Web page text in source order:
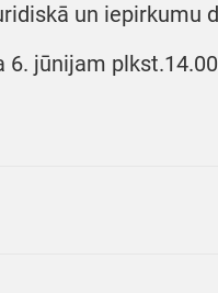
un iepirkumu
jūnijam